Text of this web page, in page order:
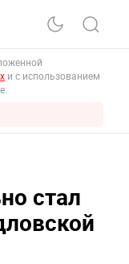
и с использованием
стал